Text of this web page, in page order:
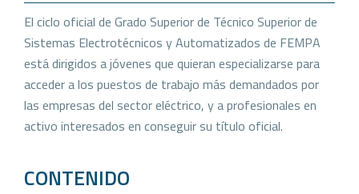
El ciclo oficial de Grado Superior de Técnico Superior de
Sistemas Electrotécnicos y Automatizados de FEMPA
está dirigidos a jóvenes que quieran especializarse para
acceder a los puestos de trabajo más demandados por
las empresas del sector eléctrico, y a profesionales en
activo interesados en conseguir su título oficial.
CONTENIDO